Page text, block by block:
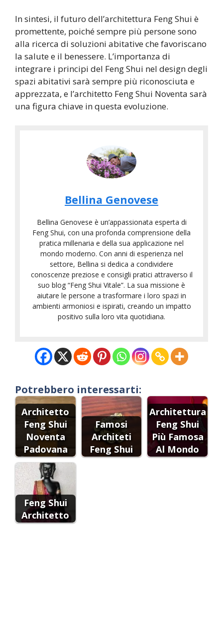
In sintesi, il futuro dell’architettura Feng Shui è
promettente, poiché sempre più persone sono
alla ricerca di soluzioni abitative che favoriscano
la salute e il benessere. L’importanza di
integrare i principi del Feng Shui nel design degli
spazi abitativi sarà sempre più riconosciuta e
apprezzata, e l’architetto Feng Shui Noventa sarà
una figura chiave in questa evoluzione.
Bellina Genovese
Bellina Genovese è un’appassionata esperta di
Feng Shui, con una profonda comprensione della
pratica millenaria e della sua applicazione nel
mondo moderno. Con anni di esperienza nel
settore, Bellina si dedica a condividere
conoscenze preziose e consigli pratici attraverso il
suo blog “Feng Shui Vitale”. La sua missione è
aiutare le persone a trasformare i loro spazi in
ambienti armoniosi e ispirati, creando un impatto
positivo sulla loro vita quotidiana.
Potrebbero interessarti:
Architetto
Feng Shui
Noventa
Padovana
Famosi
Architeti
Feng Shui
Architettura
Feng Shui
Più Famosa
Al Mondo
Feng Shui
Architetto